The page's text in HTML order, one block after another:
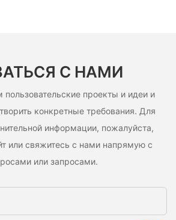
С НАМИ
проекты и идеи и
конкретные требования. Для
информации, пожалуйста,
или свяжитесь с нами напрямую с
или запросами.